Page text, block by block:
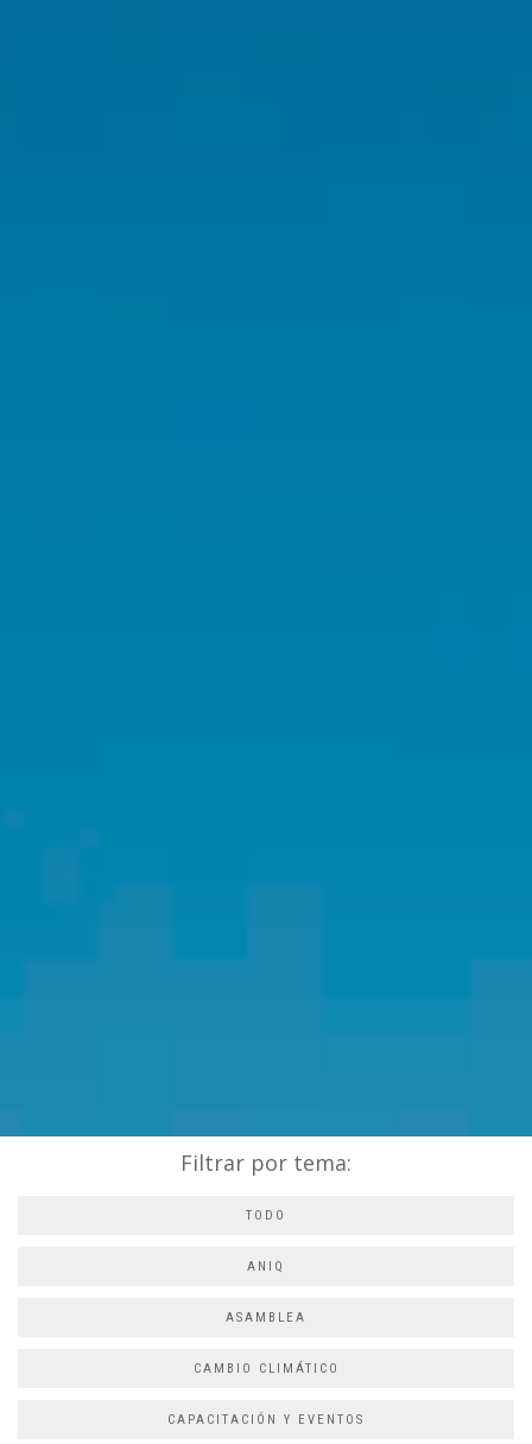
Filtrar por tema:
TODO
ANIQ
ASAMBLEA
CAMBIO CLIMÁTICO
CAPACITACIÓN Y EVENTOS